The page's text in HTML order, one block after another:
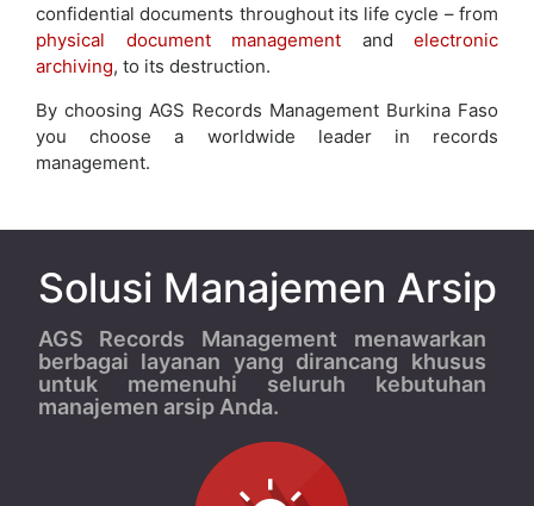
confidential documents throughout its life cycle – from
physical document management and electronic
archiving, to its destruction.
By choosing AGS Records Management Burkina Faso
you choose a worldwide leader in records
management.
Solusi Manajemen Arsip
AGS Records Management menawarkan
berbagai layanan yang dirancang khusus
untuk memenuhi seluruh kebutuhan
manajemen arsip Anda.